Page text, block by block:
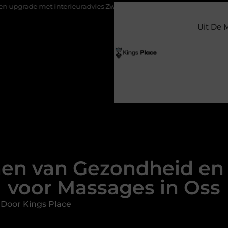
Zwolle Nieuw verhuisd naar Laren? Waarom
Uit De
van Gezondheid en
voor Massages in Oss
Kings Place